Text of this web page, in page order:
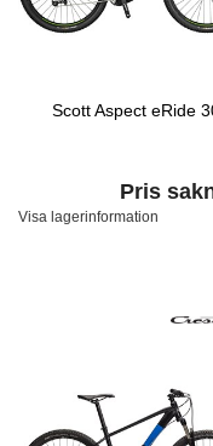
Scott Aspect eRide
Pris
Visa lagerinformation